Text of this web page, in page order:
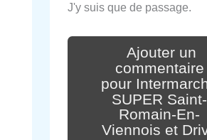
J'y suis que de passage.
Ajouter un
commentaire
pour
SUPER Saint-
Romain-En-
Viennois et